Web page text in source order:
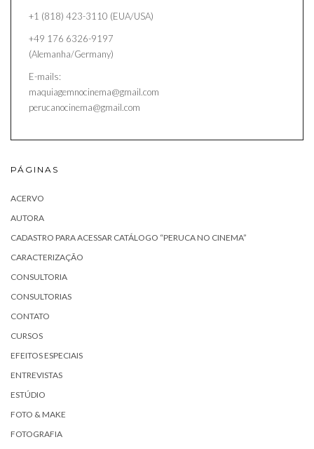
+1 (818) 423-3110 (EUA/USA)
+49 176 6326-9197
(Alemanha/Germany)
E-mails:
maquiagemnocinema@gmail.com
perucanocinema@gmail.com
PÁGINAS
ACERVO
AUTORA
CADASTRO PARA ACESSAR CATÁLOGO “PERUCA NO CINEMA”
CARACTERIZAÇÃO
CONSULTORIA
CONSULTORIAS
CONTATO
CURSOS
EFEITOS ESPECIAIS
ENTREVISTAS
ESTÚDIO
FOTO & MAKE
FOTOGRAFIA